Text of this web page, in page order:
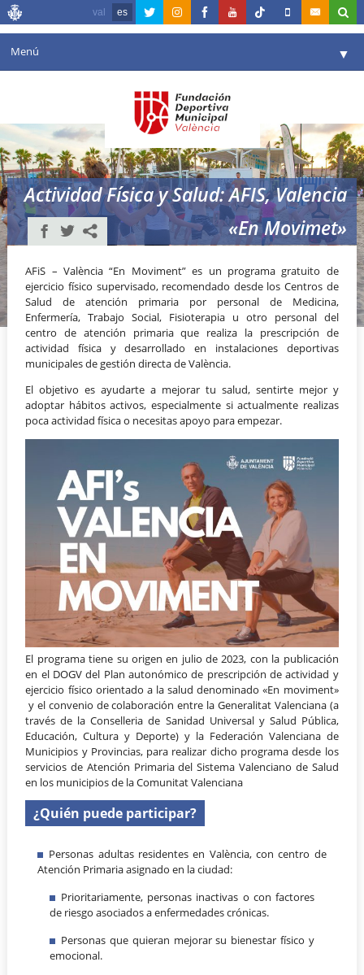
val es
Menú ▼
Agenda
Instalaciones ▼
Comunicación ▼
Valencia en deporte ▼
Portal de Transparencia
Reservas
Actividad Física y Salud: AFIS, Valencia
«En Movimet»
AFiS – València “En Moviment” es un programa gratuito de
ejercicio físico supervisado, recomendado desde los Centros de
Salud de atención primaria por personal de Medicina,
Enfermería, Trabajo Social, Fisioterapia u otro personal del
centro de atención primaria que realiza la prescripción de
actividad física y desarrollado en instalaciones deportivas
municipales de gestión directa de València.
El objetivo es ayudarte a mejorar tu salud, sentirte mejor y
adoptar hábitos activos, especialmente si actualmente realizas
poca actividad física o necesitas apoyo para empezar.
El programa tiene su origen en julio de 2023, con la publicación
en el DOGV del Plan autonómico de prescripción de actividad y
ejercicio físico orientado a la salud denominado «En moviment»
y el convenio de colaboración entre la Generalitat Valenciana (a
través de la Conselleria de Sanidad Universal y Salud Pública,
Educación, Cultura y Deporte) y la Federación Valenciana de
Municipios y Provincias, para realizar dicho programa desde los
servicios de Atención Primaria del Sistema Valenciano de Salud
en los municipios de la Comunitat Valenciana
¿Quién puede participar?
Personas adultas residentes en València, con centro de
Atención Primaria asignado en la ciudad:
Prioritariamente, personas inactivas o con factores
de riesgo asociados a enfermedades crónicas.
Personas que quieran mejorar su bienestar físico y
emocional.